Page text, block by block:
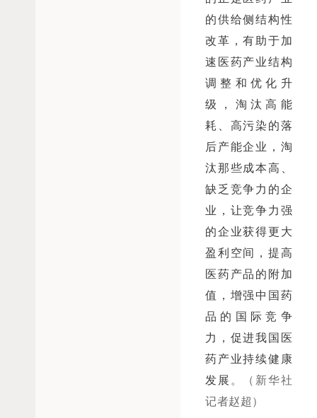
的供给侧结构性
改革，有助于加
速医药产业结构
调整和优化升
级，淘汰高能
耗、高污染的落
后产能企业，淘
汰那些成本高、
缺乏竞争力的企
业，让竞争力强
的企业获得更大
盈利空间，提高
医药产品的附加
值，增强中国药
品的国际竞争
力，促进我国医
药产业持续健康
发展 。（新华社
记者赵超）